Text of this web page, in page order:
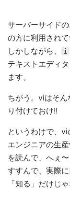
サーバーサイド
の方に利用され
しかしながら、
i
テキストエディ
ます。
ちがう。viはそ
り付けておけ!!
というわけで、
エンジニアの生
を読んで、へぇ
すすんで、実際に
「知る」だけじ